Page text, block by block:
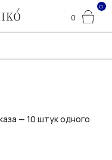
0
0
— 10 штук одного